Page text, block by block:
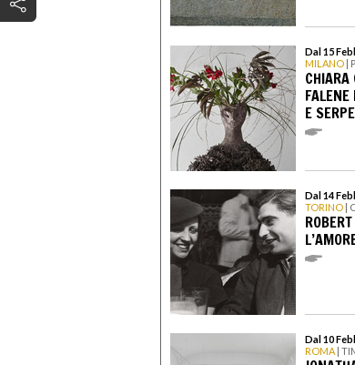
Dal 15
MILANO |
CHIARA
E
Dal 14
TORINO |
Dal 10
ROMA |